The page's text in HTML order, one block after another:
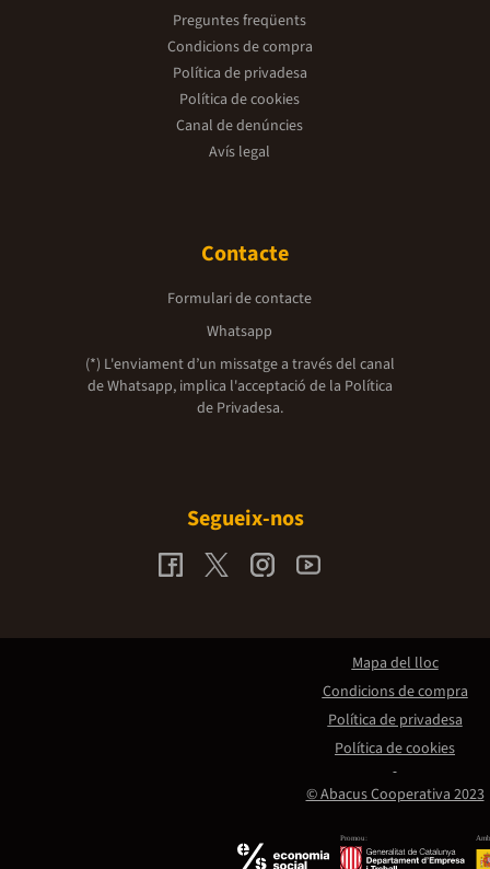
Preguntes freqüents
Condicions de compra
Política de privadesa
Política de cookies
Canal de denúncies
Avís legal
Contacte
Formulari de contacte
Whatsapp
(*) L'enviament d’un missatge a través del canal
de Whatsapp, implica l'acceptació de la Política
de Privadesa.
Segueix-nos
Promou:
© Abacus Cooperativa 2023
Mapa del lloc
Condicions de compra
Política de privadesa
Política de cookies